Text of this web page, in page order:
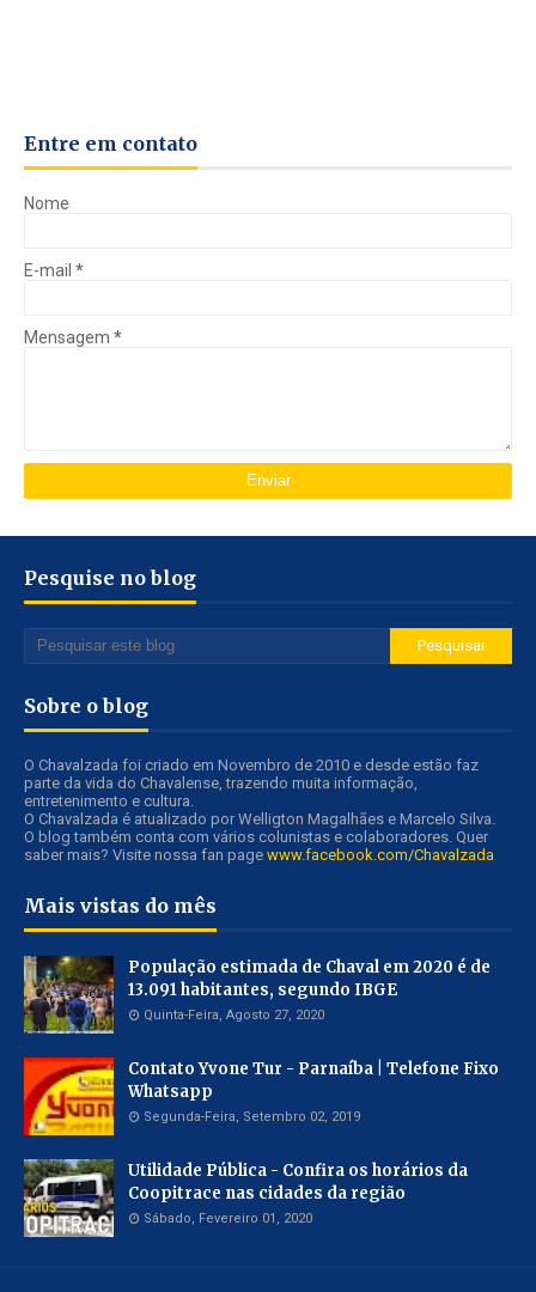
Entre em contato
Nome
E-mail *
Mensagem *
Pesquise no blog
Sobre o blog
O Chavalzada foi criado em Novembro de 2010 e desde estão faz
parte da vida do Chavalense, trazendo muita informação,
entretenimento e cultura.
O Chavalzada é atualizado por Welligton Magalhães e Marcelo Silva.
O blog também conta com vários colunistas e colaboradores. Quer
saber mais? Visite nossa fan page www.facebook.com/Chavalzada
Mais vistas do mês
População estimada de Chaval em 2020 é de
13.091 habitantes, segundo IBGE
Quinta-Feira, Agosto 27, 2020
Contato Yvone Tur - Parnaíba | Telefone Fixo
Whatsapp
Segunda-Feira, Setembro 02, 2019
Utilidade Pública - Confira os horários da
Coopitrace nas cidades da região
Sábado, Fevereiro 01, 2020